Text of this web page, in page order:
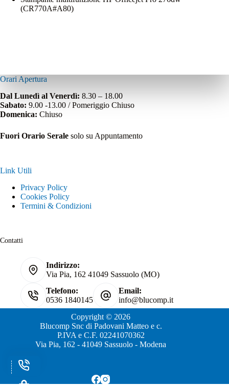
(CR770A#A80)
Orari Apertura
Dal Lunedì al Venerdì: 8.30 – 18.00
Sabato: 9.00 -13.00 / Pomeriggio Chiuso
Domenica: Chiuso
Fuori Orario Serale solo su Appuntamento
Link Utili
Privacy Policy
Cookies Policy
Termini & Condizioni
Contatti
Indirizzo:
Via Pia, 162 41049 Sassuolo (MO)
Telefono:
0536 1840145
Email:
info@blucomp.it
Copyright © 2026
Blucomp Snc di Padovani Matteo e c.
P.IVA e C.F. 02241070362
Via Pia, 162 - 41049 Sassuolo - Modena